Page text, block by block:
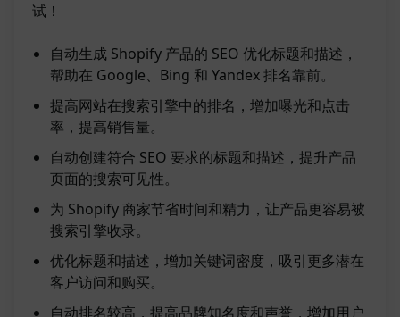
试！
自动生成 Shopify 产品的 SEO 优化标题和描述，
帮助在 Google、Bing 和 Yandex 排名靠前。
提高网站在搜索引擎中的排名，增加曝光和点击
率，提高销售量。
自动创建符合 SEO 要求的标题和描述，提升产品
页面的搜索可见性。
为 Shopify 商家节省时间和精力，让产品更容易被
搜索引擎收录。
优化标题和描述，增加关键词密度，吸引更多潜在
客户访问和购买。
自动排名较高，提高品牌知名度和声誉，增加用户